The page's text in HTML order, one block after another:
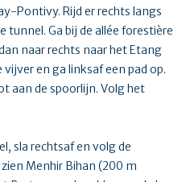
Pontivy. Rijd er rechts langs
tunnel. Ga bij de allée forestière
naar rechts naar het Etang
vijver en ga linksaf een pad op.
aan de spoorlijn. Volg het
sla rechtsaf en volg de
Menhir Bihan (200 m